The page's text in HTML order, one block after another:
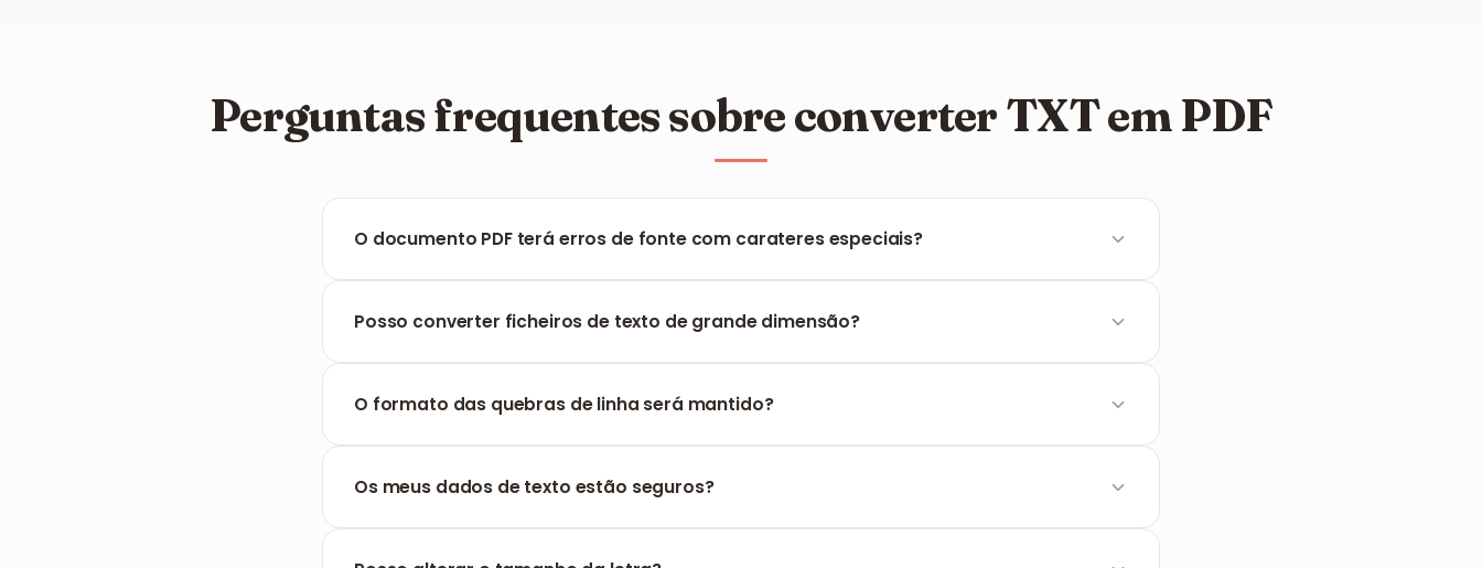
Perguntas frequentes sobre converter TXT em PDF
O documento PDF terá erros de fonte com carateres especiais?
acentos sejam exibidos com uma precisão de 100%.
Posso converter ficheiros de texto de grande dimensão?
linhas rapidamente.
O formato das quebras de linha será mantido?
margens tal como no ficheiro original.
Os meus dados de texto estão seguros?